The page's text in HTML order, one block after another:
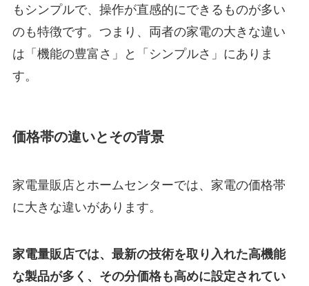
もシンプルで、操作が直感的にできるものが多い
のも特徴です。つまり、両者の家電の大きな違い
は「機能の豊富さ」と「シンプルさ」にありま
す。
価格帯の違いとその背景
家電量販店とホームセンターでは、家電の価格帯
に大きな違いがあります。
家電量販店では、最新の技術を取り入れた高機能
な製品が多く、その分価格も高めに設定されてい